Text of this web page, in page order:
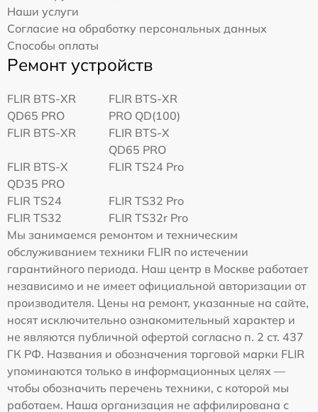
Наши услуги
Согласие на обработку персональных данных
Способы оплаты
Ремонт устройств
FLIR BTS-XR
QD65 PRO
FLIR BTS-XR
PRO QD(100)
FLIR BTS-XR
FLIR BTS-X
QD65 PRO
FLIR BTS-X
QD35 PRO
FLIR TS24 Pro
FLIR TS24
FLIR TS32 Pro
FLIR TS32
FLIR TS32r Pro
Мы занимаемся ремонтом и техническим
обслуживанием техники FLIR по истечении
гарантийного периода. Наш центр в Москве работает
независимо и не имеет официальной авторизации от
производителя. Цены на ремонт, указанные на сайте,
носят исключительно ознакомительный характер и
не являются публичной офертой согласно п. 2 ст. 437
ГК РФ. Названия и обозначения торговой марки FLIR
упоминаются только в информационных целях —
чтобы обозначить перечень техники, с которой мы
работаем. Наша организация не аффилирована с